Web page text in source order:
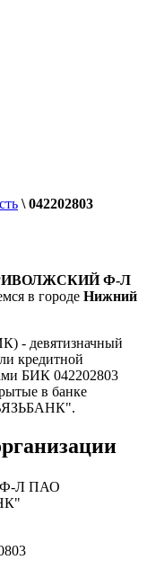
\ 042202803
Ф-Л
в городе Нижний
- девятизначный
кредитной
БИК 042202803
в банке
Л ПАО